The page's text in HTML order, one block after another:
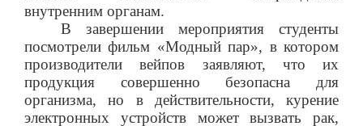
внутренним органам.
В завершении мероприятия студенты
посмотрели фильм «Модный пар», в котором
производители вейпов заявляют, что их
продукция совершенно безопасна для
организма, но в действительности, курение
электронных устройств может вызвать рак,